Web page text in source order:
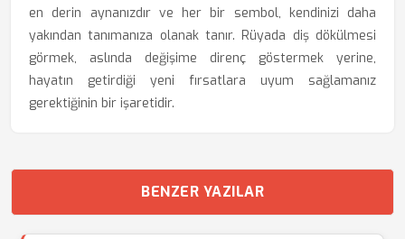
en derin aynanızdır ve her bir sembol, kendinizi daha
yakından tanımanıza olanak tanır. Rüyada diş dökülmesi
görmek, aslında değişime direnç göstermek yerine,
hayatın getirdiği yeni fırsatlara uyum sağlamanız
gerektiğinin bir işaretidir.
BENZER YAZILAR